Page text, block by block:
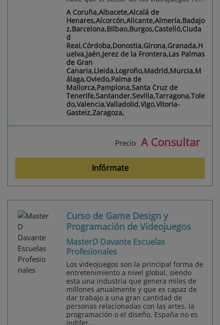
A Coruña,Albacete,Alcalá de
Henares,Alcorcón,Alicante,Almería,Badajo
z,Barcelona,Bilbao,Burgos,Castelló,Ciuda
d
Real,Córdoba,Donostia,Girona,Granada,H
uelva,Jaén,Jerez de la Frontera,Las Palmas
de Gran
Canaria,Lleida,Logroño,Madrid,Murcia,M
álaga,Oviedo,Palma de
Mallorca,Pamplona,Santa Cruz de
Tenerife,Santander,Sevilla,Tarragona,Tole
do,Valencia,Valladolid,Vigo,Vitoria-
Gasteiz,Zaragoza,
Precio A Consultar
Infórmate
Curso de Game Design y
Programación de Videojuegos
MasterD Davante Escuelas
Profesionales
Los videojuegos son la principal forma de
entretenimiento a nivel global, siendo
esta una industria que genera miles de
millones anualmente y que es capaz de
dar trabajo a una gran cantidad de
personas relacionadas con las artes, la
programación o el diseño. España no es
indifer...